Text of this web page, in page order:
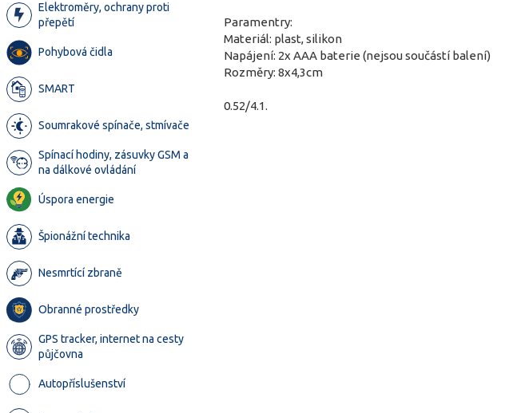
Elektroměry, ochrany proti
přepětí
Pohybová čidla
SMART
Soumrakové spínače, stmívače
Spínací hodiny, zásuvky GSM a
na dálkové ovládání
Úspora energie
Špionážní technika
Nesmrtící zbraně
Obranné prostředky
GPS tracker, internet na cesty
půjčovna
Autopříslušenství
Paramentry:
Materiál: plast, silikon
Napájení: 2x AAA baterie (nejsou součástí balení)
Rozměry: 8x4,3cm
0.52/4.1.